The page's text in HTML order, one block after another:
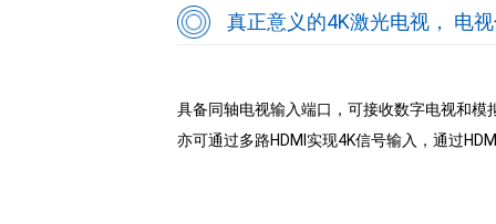
真正意义的4K激光电视， 电
具备同轴电视输入端口，可接收数字电视和
亦可通过多路HDMI实现4K信号输入，通过